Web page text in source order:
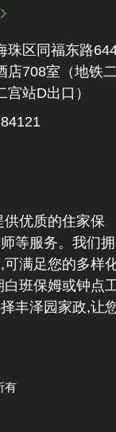

珠区同福东路
店708室（地铁‬
宫站D出口）
优质的住家保
等服务。我们
满足您的多样
班保姆或钟点
丰泽园家政,让
有